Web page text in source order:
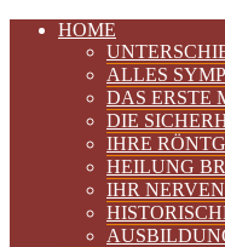
HOME
ALLES
DAS ERSTE
DIE
IHRE
HEILUNG
IHR